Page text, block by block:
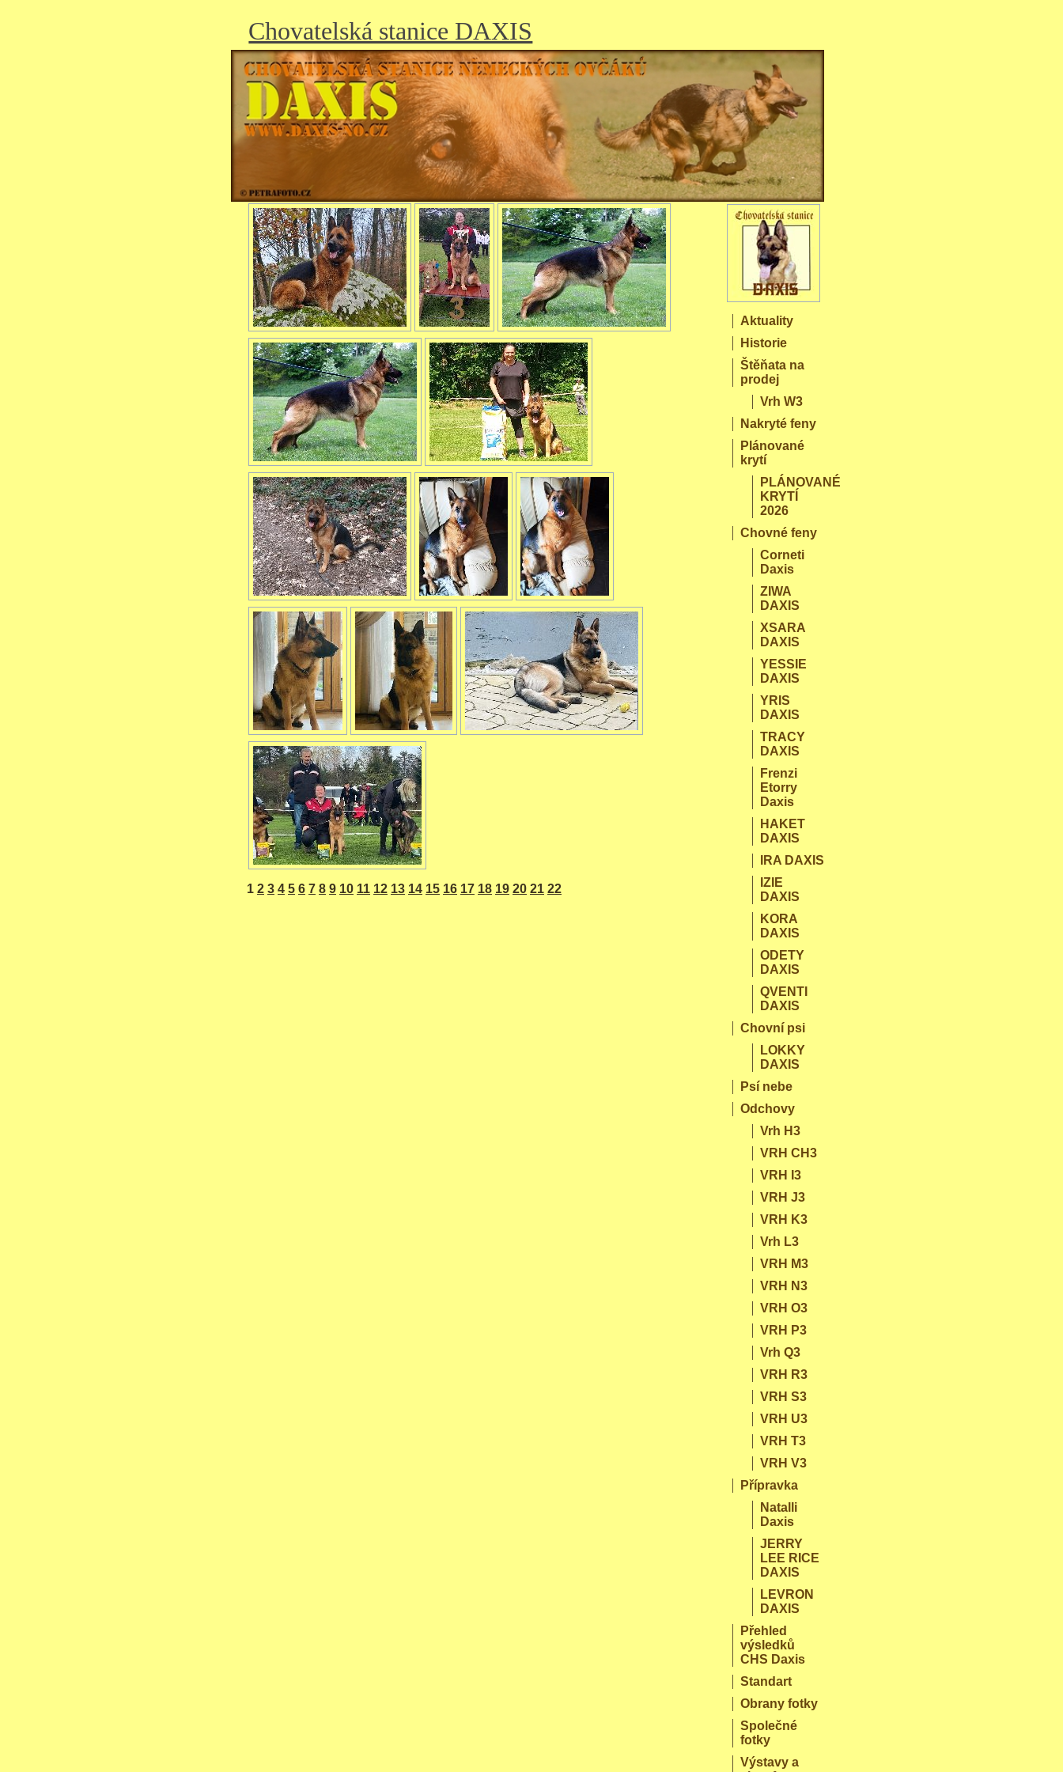
Chovatelská stanice DAXIS
1 2 3 4 5 6 7 8 9 10 11 12 13 14 15 16 17 18 19 20 21 22
Aktuality
Historie
Štěňata na
prodej
Vrh W3
Nakryté feny
Plánované
krytí
PLÁNOVANÉ
KRYTÍ
2026
Chovné feny
Corneti
Daxis
ZIWA
DAXIS
XSARA
DAXIS
YESSIE
DAXIS
YRIS
DAXIS
TRACY
DAXIS
Frenzi
Etorry
Daxis
HAKET
DAXIS
IRA DAXIS
IZIE
DAXIS
KORA
DAXIS
ODETY
DAXIS
QVENTI
DAXIS
Chovní psi
LOKKY
DAXIS
Psí nebe
Odchovy
Vrh H3
VRH CH3
VRH I3
VRH J3
VRH K3
Vrh L3
VRH M3
VRH N3
VRH O3
VRH P3
Vrh Q3
VRH R3
VRH S3
VRH U3
VRH T3
VRH V3
Přípravka
Natalli
Daxis
JERRY
LEE RICE
DAXIS
LEVRON
DAXIS
Přehled
výsledků
CHS Daxis
Standart
Obrany fotky
Společné
fotky
Výstavy a